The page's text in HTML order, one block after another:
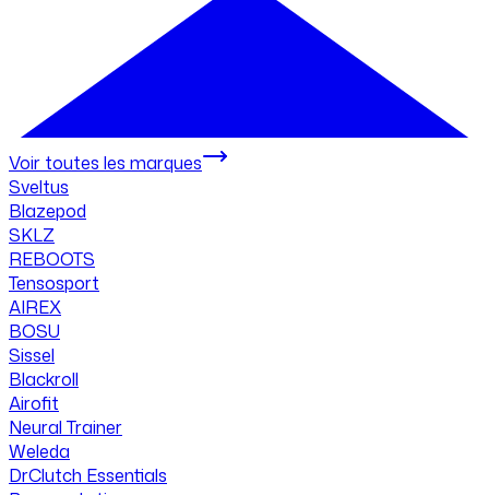
Voir toutes les marques
Sveltus
Blazepod
SKLZ
REBOOTS
Tensosport
AIREX
BOSU
Sissel
Blackroll
Airofit
Neural Trainer
Weleda
DrClutch Essentials